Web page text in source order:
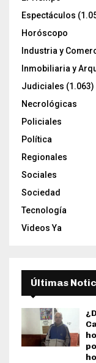
Espectáculos
Horóscopo
Industria y
Inmobiliaria y
Judiciales (1.063)
Necrológicas
Policiales
Política
Regionales
Sociales
Sociedad
Tecnología
Videos Ya
Últimas